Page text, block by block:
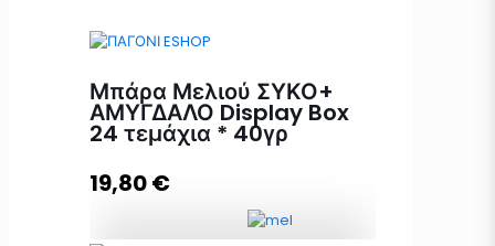
Μπάρα Μελιού ΣΥΚΟ+
ΑΜΥΓΔΑΛΟ Display Box
24 τεμάχια * 40γρ
19,80€